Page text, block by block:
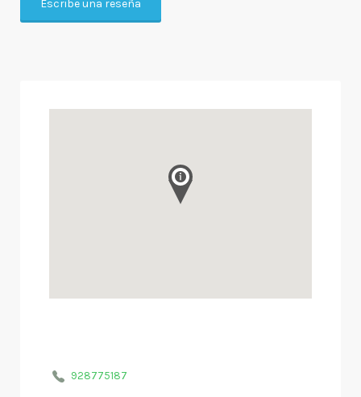
Escribe una reseña
928775187